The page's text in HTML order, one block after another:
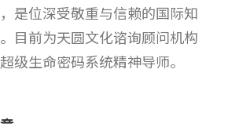
是位深受敬重与信赖的国际知
目前为天圆文化谘询顾问机构
级生命密码系统精神导师。